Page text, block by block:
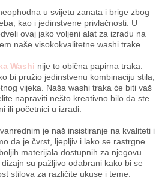
u svijetu zanata i brige zbog
kao i jedinstvene privlačnosti. U
ovaj jako voljeni alat za izradu na
naše visokokvalitetne washi trake.
Washi nije to obična papirna traka.
bi pružio jedinstvenu kombinaciju stila,
vijeka. Naša washi traka će biti vaš
napraviti nešto kreativno bilo da ste
ili početnici u izradi.
je naš insistiranje na kvaliteti i
da je čvrst, ljepljiv i lako se rastrgne
materijala dostupnih za njegovu
su pažljivo odabrani kako bi se
stilova za različite ukuse i teme.